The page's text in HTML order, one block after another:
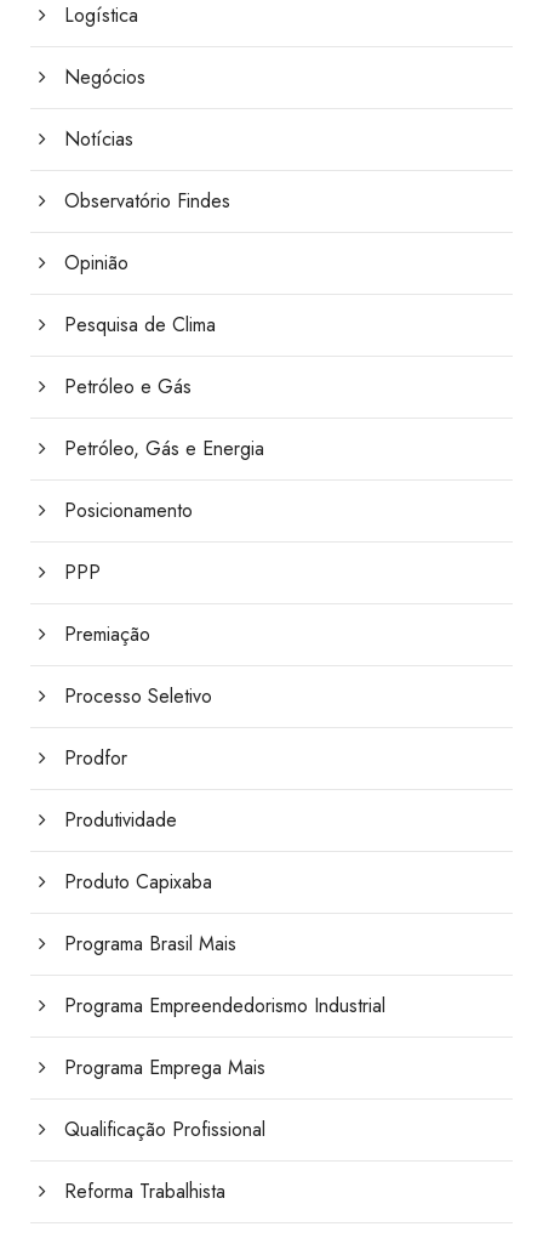
Logística
Negócios
Notícias
Observatório Findes
Opinião
Pesquisa de Clima
Petróleo e Gás
Petróleo, Gás e Energia
Posicionamento
PPP
Premiação
Processo Seletivo
Prodfor
Produtividade
Produto Capixaba
Programa Brasil Mais
Programa Empreendedorismo Industrial
Programa Emprega Mais
Qualificação Profissional
Reforma Trabalhista